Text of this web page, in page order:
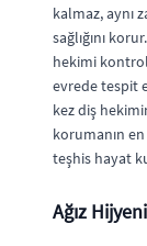
kalmaz, aynı
sağlığını
hekimi
evrede tespit
kez diş
korumanın
teşhis hayat
Ağız